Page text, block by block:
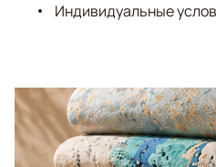
Индивидуальные